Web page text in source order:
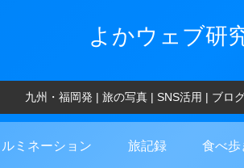
よかウェブ研
九州・福岡発 | 旅の写真 | SNS活用 | ブロ
ミネーション 旅記録 食べ歩